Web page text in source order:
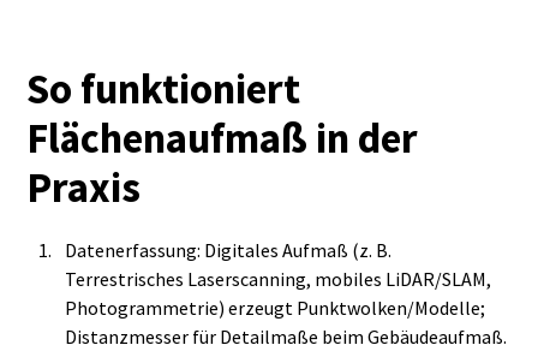
So funktioniert
Flächenaufmaß in der
Praxis
Datenerfassung: Digitales Aufmaß (z. B.
Terrestrisches Laserscanning, mobiles LiDAR/SLAM,
Photogrammetrie) erzeugt Punktwolken/Modelle;
Distanzmesser für Detailmaße beim Gebäudeaufmaß.